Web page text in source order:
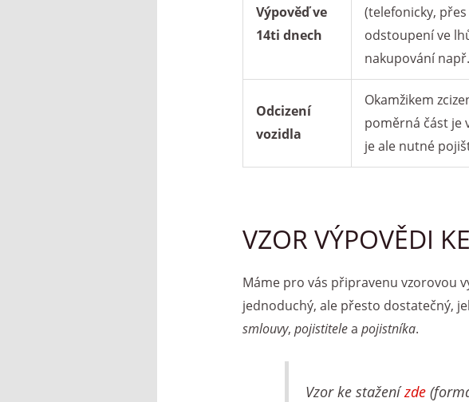
Výpověď ve
14ti dnech
(telefonicky,
odstoupení ve
nakupování
Odcizení
vozidla
Okamžikem
poměrná část je
je ale nutné
VZOR VÝPOVĚDI
Máme pro vás připravenu vzorovou
jednoduchý, ale přesto dostatečný,
smlouvy, pojistitelea pojistníka.
Vzor ke staženízde